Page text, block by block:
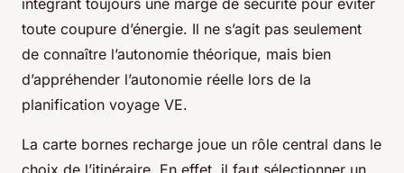
intégrant toujours une marge de sécurité pour éviter
toute coupure d’énergie. Il ne s’agit pas seulement
de connaître l’autonomie théorique, mais bien
d’appréhender l’autonomie réelle lors de la
planification voyage VE.
La carte bornes recharge joue un rôle central dans le